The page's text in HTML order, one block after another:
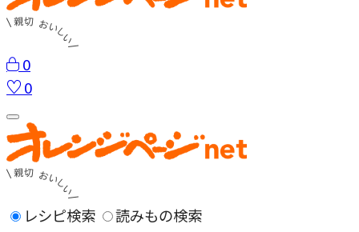
0
0
レシピ検索 読みもの検索